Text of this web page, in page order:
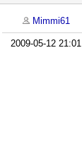
Mimmi61
2009-05-12 21:01